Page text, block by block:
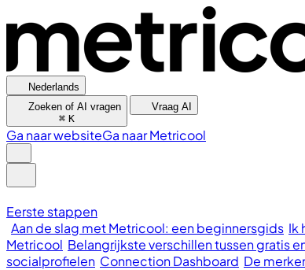
Nederlands
Zoeken of AI vragen
⌘ K
Vraag AI
Ga naar websiteGa naar Metricool
Eerste stappen
Aan de slag met Metricool: een beginnersgids Ik
Metricool Belangrijkste verschillen tussen gratis
socialprofielen Connection Dashboard De